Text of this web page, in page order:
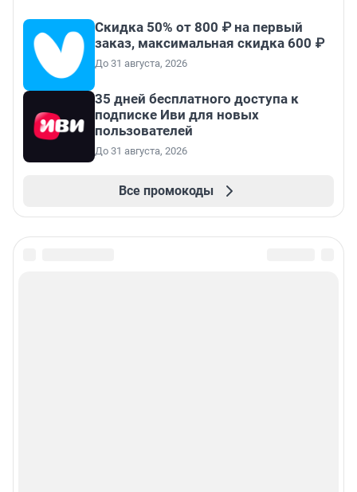
Скидка 50% от 800 ₽ на первый
заказ, максимальная скидка 600 ₽
До 31 августа, 2026
35 дней бесплатного доступа к
подписке Иви для новых
пользователей
До 31 августа, 2026
Все промокоды